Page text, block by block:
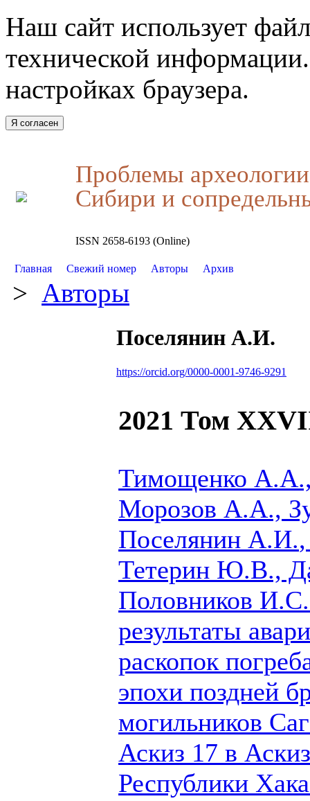
Наш сайт использует
технической
настройках браузера.
Я согласен
Проблемы
Сибири и
ISSN 2658-6193 (Online)
Главная Свежий номер Авторы Архив
> Авторы
Поселянин А.И.
https://orcid.org/0000-0001-9746-9291
2021 Том
Тимощенко
Морозов А.А.,
Поселянин А.И.
Тетерин Ю.В.,
Половников И.C.
результаты
раскопок
эпохи поздней
могильников
Аскиз 17 в
Республики